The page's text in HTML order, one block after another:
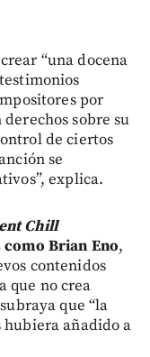
“una docena
por
sobre su
de ciertos
se
explica.
Chill
Brian Eno,
contenidos
que no crea
que “la
hubiera añadido a